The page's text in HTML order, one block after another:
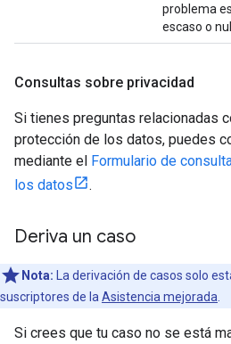
problema es
escaso o
Consultas sobre privacidad
Si tienes preguntas relacionadas
protección de los datos, puedes
mediante el Formulario de
los datos
.
Deriva un caso
Nota: La derivación de casos solo
suscriptores de la Asistencia mejorada
Si crees que tu caso no se está